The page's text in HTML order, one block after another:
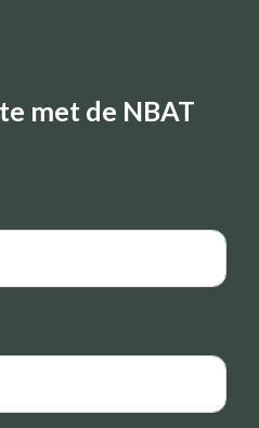
met de NBAT